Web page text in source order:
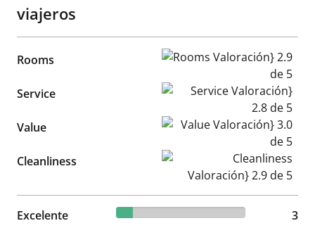
viajeros
Rooms Rooms Valoración} 2.9 de 5
Service Service Valoración} 2.8 de 5
Value Value Valoración} 3.0 de 5
Cleanliness Cleanliness Valoración} 2.9
Excelente 13.04% reviewed Excelente
3 reviews
3